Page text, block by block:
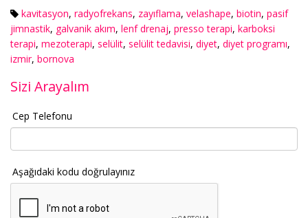
kavitasyon, radyofrekans, zayıflama, velashape, biotin, pasif
jimnastik, galvanik akım, lenf drenaj, presso terapi, karboksi
terapi, mezoterapi, selülit, selülit tedavisi, diyet, diyet programı,
izmir, bornova
Sizi Arayalım
Cep Telefonu
Aşağıdaki kodu doğrulayınız